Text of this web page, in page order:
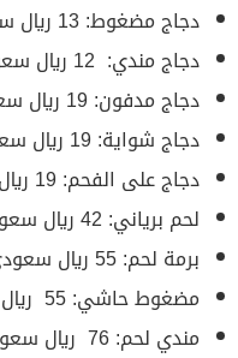
دجاج مضغوط: 13 ريال سعودي.
دجاج مندي: 12 ريال سعودي.
دجاج مدفون: 19 ريال سعودي.
دجاج شواية: 19 ريال سعودي.
دجاج على الفحم: 19 ريال سعودي.
لحم برياني: 42 ريال سعودي.
برمة لحم: 55 ريال سعودي.
مضغوط حاشي: 55 ريال سعودي.
مندي لحم: 76 ريال سعودي.